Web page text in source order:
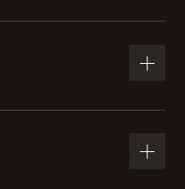
委託について
又は、一部を委託する